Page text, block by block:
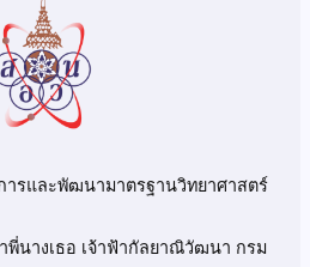
ารและพัฒนามาตรฐานวิทยาศาสตร์
พี่นางเธอ เจ้าฟ้ากัลยาณิวัฒนา กรม